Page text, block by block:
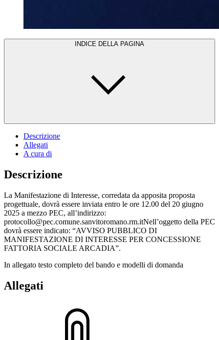
INDICE DELLA PAGINA
Descrizione
Allegati
A cura di
Descrizione
La Manifestazione di Interesse, corredata da apposita proposta
progettuale, dovrà essere inviata entro le ore 12.00 del 20 giugno
2025 a mezzo PEC, all’indirizzo:
protocollo@pec.comune.sanvitoromano.rm.itNell’oggetto della PEC
dovrà essere indicato: “AVVISO PUBBLICO DI
MANIFESTAZIONE DI INTERESSE PER CONCESSIONE
FATTORIA SOCIALE ARCADIA”.
In allegato testo completo del bando e modelli di domanda
Allegati